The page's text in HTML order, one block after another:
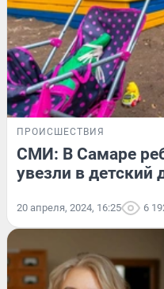
ПРОИСШЕСТВИЯ
СМИ: В Самаре
увезли в детский
20 апреля, 2024, 16:25 6